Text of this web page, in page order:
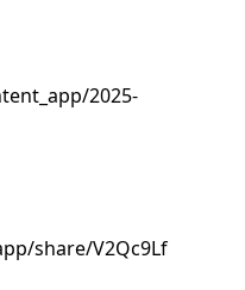
2025-
share/V2Qc9Lf